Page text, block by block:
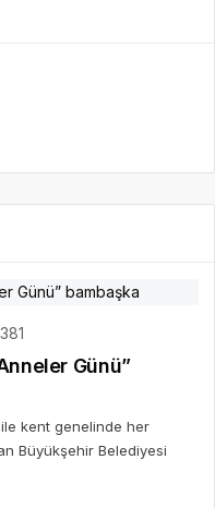
381
Günü”
ile kent genelinde her
Büyükşehir Belediyesi